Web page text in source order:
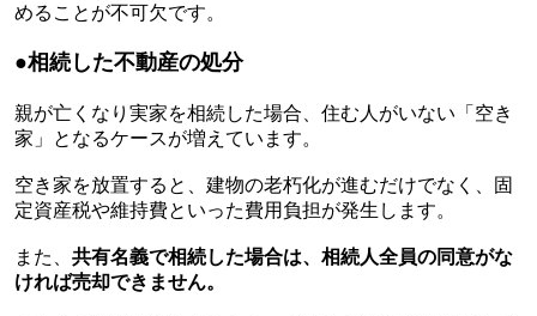
めることが不可欠です。
●相続した不動産の処分
親が亡くなり実家を相続した場合、住む人がいない「空き
家」となるケースが増えています。
空き家を放置すると、建物の老朽化が進むだけでなく、固
定資産税や維持費といった費用負担が発生します。
また、 共有名義で相続した場合は、相続人全員の同意がな
ければ売却できません。